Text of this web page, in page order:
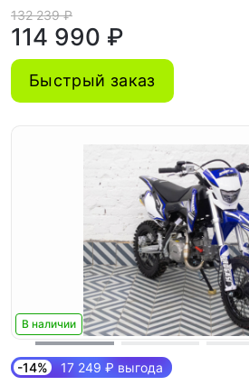
132 239 ₽
114 990 ₽
Быстрый заказ
В наличии
-14% 17 249 ₽ выгода